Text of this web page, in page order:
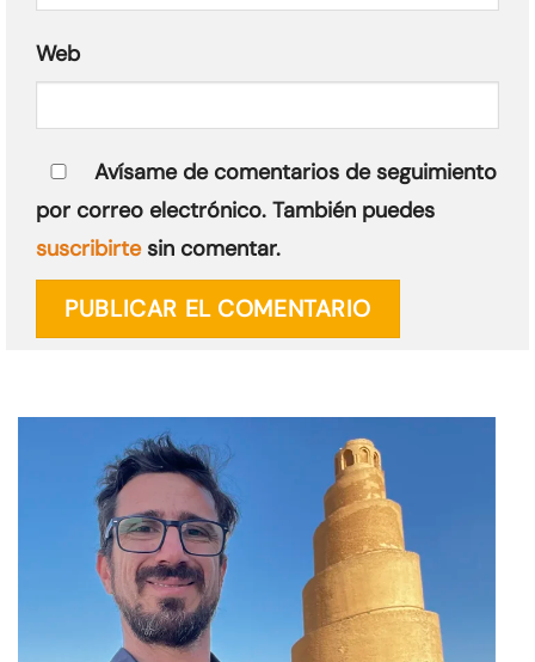
Web
Avísame de comentarios de seguimiento
por correo electrónico. También puedes
suscribirtesin comentar.